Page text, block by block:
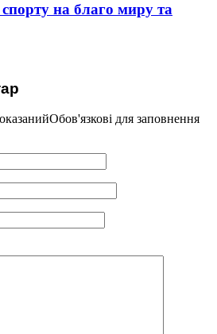
на благо миру та
для заповнення